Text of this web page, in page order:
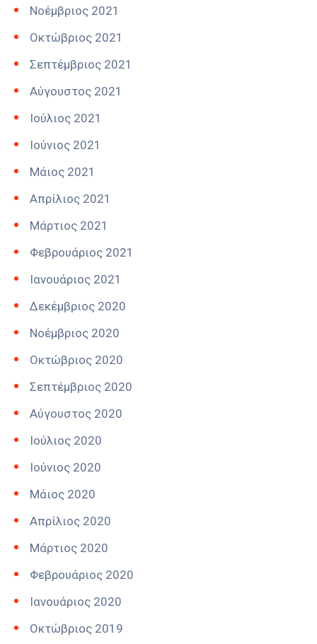
Νοέμβριος 2021
Οκτώβριος 2021
Σεπτέμβριος 2021
Αύγουστος 2021
Ιούλιος 2021
Ιούνιος 2021
Μάιος 2021
Απρίλιος 2021
Μάρτιος 2021
Φεβρουάριος 2021
Ιανουάριος 2021
Δεκέμβριος 2020
Νοέμβριος 2020
Οκτώβριος 2020
Σεπτέμβριος 2020
Αύγουστος 2020
Ιούλιος 2020
Ιούνιος 2020
Μάιος 2020
Απρίλιος 2020
Μάρτιος 2020
Φεβρουάριος 2020
Ιανουάριος 2020
Οκτώβριος 2019